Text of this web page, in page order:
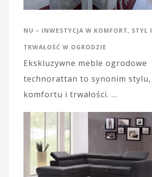
NU – INWESTYCJA W KOMFORT, STYL I
TRWAŁOŚĆ W OGRODZIE
Ekskluzywne meble ogrodowe
technorattan to synonim stylu,
komfortu i trwałości. …